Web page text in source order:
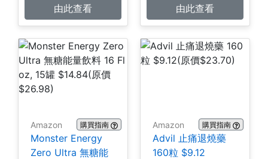
由此查看
由此查看
Amazon 購買指南
Monster Energy
Zero Ultra 無糖能
Amazon 購買指南
Advil 止痛退燒藥
160粒 $9.12